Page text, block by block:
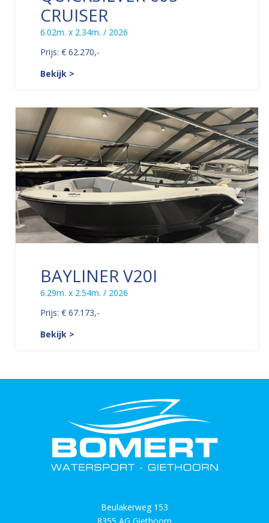
CRUISER
6.02m. x 2.34m. / 2026
Prijs: € 62.270,-
Bekijk >
BAYLINER V20I
6.29m. x 2.54m. / 2026
Prijs: € 67.173,-
Bekijk >
Beulakerweg 153